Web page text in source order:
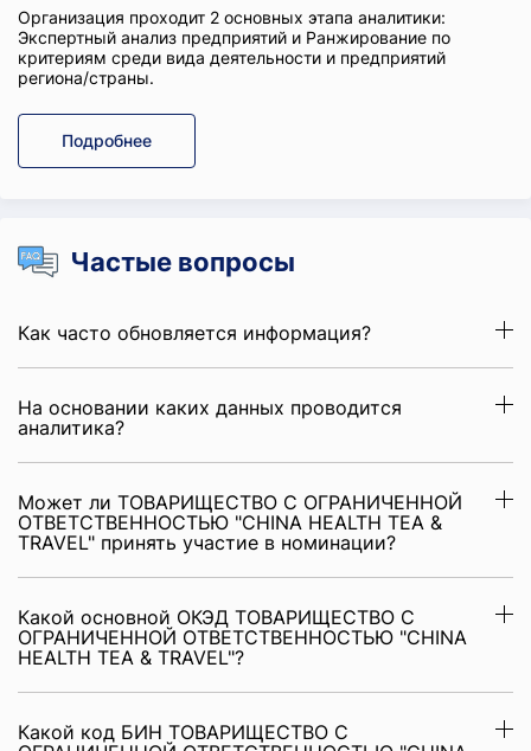
Организация проходит 2 основных этапа аналитики:
Экспертный анализ предприятий и Ранжирование по
критериям среди вида деятельности и предприятий
региона/страны.
Подробнее
Частые вопросы
Как часто обновляется информация?
На основании каких данных проводится
аналитика?
Может ли ТОВАРИЩЕСТВО С ОГРАНИЧЕННОЙ
ОТВЕТСТВЕННОСТЬЮ "CHINA HEALTH TEA &
TRAVEL" принять участие в номинации?
Какой основной ОКЭД ТОВАРИЩЕСТВО С
ОГРАНИЧЕННОЙ ОТВЕТСТВЕННОСТЬЮ "CHINA
HEALTH TEA & TRAVEL"?
Какой код БИН ТОВАРИЩЕСТВО С